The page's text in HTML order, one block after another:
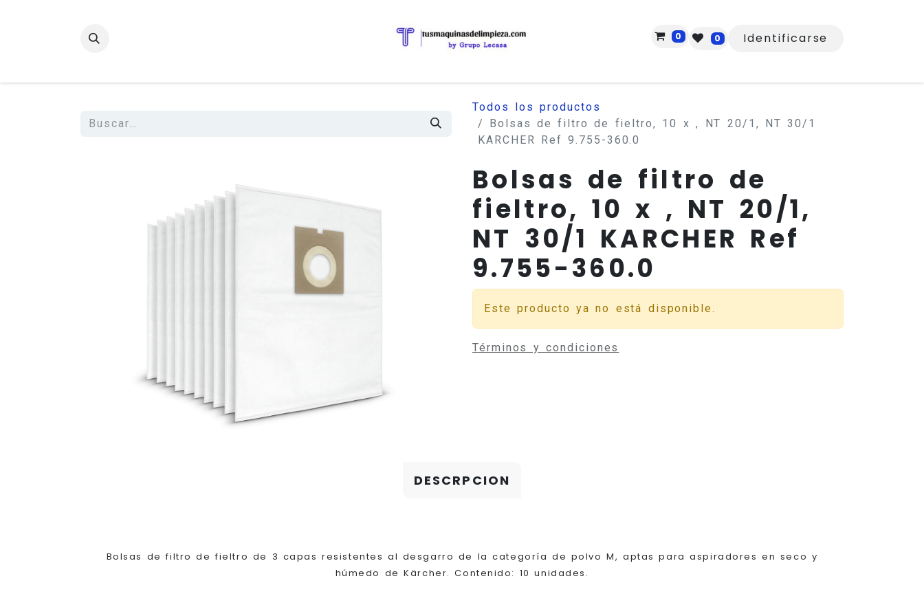
0 0 Identificarse
Todos los productos
Bolsas de filtro de fieltro, 10 x , NT 20/1, NT 30/1
KARCHER Ref 9.755-360.0
Bolsas de filtro de
fieltro, 10 x , NT 20/1,
NT 30/1 KARCHER Ref
9.755-360.0
Este producto ya no está disponible.
Términos y condiciones
DESCRPCION
Bolsas de filtro de fieltro de 3 capas resistentes al desgarro de la categoría de polvo M, aptas para aspiradores en seco y
húmedo de Kärcher. Contenido: 10 unidades.